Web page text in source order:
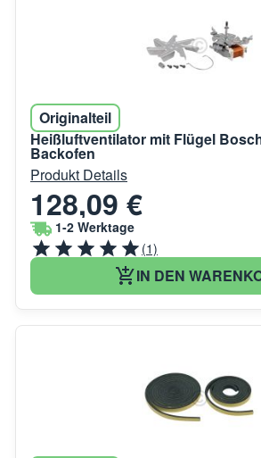
Originalteil
Heißluftventilator mit Flügel
Backofen
Produkt Details
128,09 €
1-2 Werktage
(1)
IN DEN